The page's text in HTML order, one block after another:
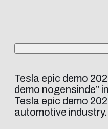
Tesla epic demo
demo nogensinde”
Tesla epic demo
automotive industry.